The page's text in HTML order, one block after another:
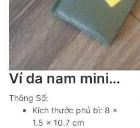
Ví da nam mini handmade gọn gàng sang trọng Lano VDNTK031
Thông Số:
Kích thước phủ bì: 8 x
1.5 x 10.7 cm